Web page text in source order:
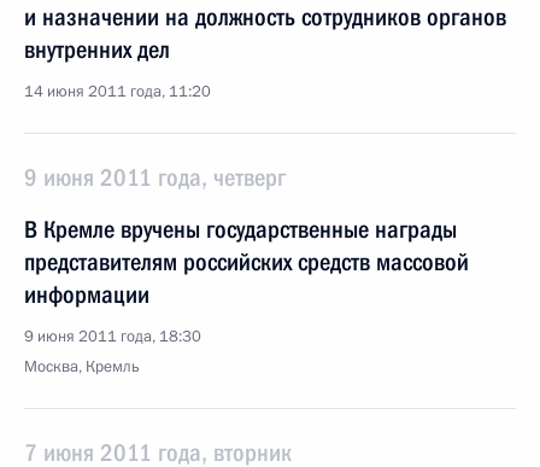
и назначении на должность сотрудников органов
внутренних дел
14 июня 2011 года, 11:20
9 июня 2011 года, четверг
В Кремле вручены государственные награды
представителям российских средств массовой
информации
9 июня 2011 года, 18:30
Москва, Кремль
7 июня 2011 года, вторник